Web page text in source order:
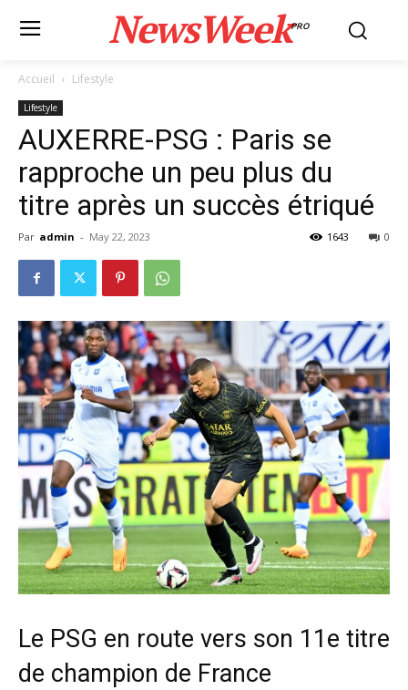
NewsWeekPRO
Accueil Lifestyle
Lifestyle
AUXERRE-PSG : Paris se
rapproche un peu plus du
titre après un succès étriqué
Par admin - May 22, 2023 0
1643
Le PSG en route vers son 11e titre
de champion de France